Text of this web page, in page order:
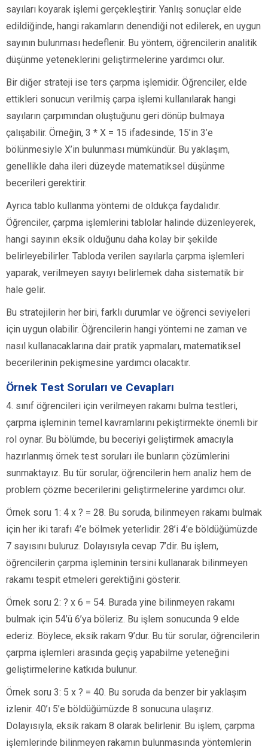
sayıları koyarak işlemi gerçekleştirir. Yanlış sonuçlar elde
edildiğinde, hangi rakamların denendiği not edilerek, en uygun
sayının bulunması hedeflenir. Bu yöntem, öğrencilerin analitik
düşünme yeteneklerini geliştirmelerine yardımcı olur.
Bir diğer strateji ise ters çarpma işlemidir. Öğrenciler, elde
ettikleri sonucun verilmiş çarpa işlemi kullanılarak hangi
sayıların çarpımından oluştuğunu geri dönüp bulmaya
çalışabilir. Örneğin, 3 * X = 15 ifadesinde, 15’in 3’e
bölünmesiyle X’in bulunması mümkündür. Bu yaklaşım,
genellikle daha ileri düzeyde matematiksel düşünme
becerileri gerektirir.
Ayrıca tablo kullanma yöntemi de oldukça faydalıdır.
Öğrenciler, çarpma işlemlerini tablolar halinde düzenleyerek,
hangi sayının eksik olduğunu daha kolay bir şekilde
belirleyebilirler. Tabloda verilen sayılarla çarpma işlemleri
yaparak, verilmeyen sayıyı belirlemek daha sistematik bir
hale gelir.
Bu stratejilerin her biri, farklı durumlar ve öğrenci seviyeleri
için uygun olabilir. Öğrencilerin hangi yöntemi ne zaman ve
nasıl kullanacaklarına dair pratik yapmaları, matematiksel
becerilerinin pekişmesine yardımcı olacaktır.
Örnek Test Soruları ve Cevapları
4. sınıf öğrencileri için verilmeyen rakamı bulma testleri,
çarpma işleminin temel kavramlarını pekiştirmekte önemli bir
rol oynar. Bu bölümde, bu beceriyi geliştirmek amacıyla
hazırlanmış örnek test soruları ile bunların çözümlerini
sunmaktayız. Bu tür sorular, öğrencilerin hem analiz hem de
problem çözme becerilerini geliştirmelerine yardımcı olur.
Örnek soru 1: 4 x ? = 28. Bu soruda, bilinmeyen rakamı bulmak
için her iki tarafı 4’e bölmek yeterlidir. 28’i 4’e böldüğümüzde
7 sayısını buluruz. Dolayısıyla cevap 7’dir. Bu işlem,
öğrencilerin çarpma işleminin tersini kullanarak bilinmeyen
rakamı tespit etmeleri gerektiğini gösterir.
Örnek soru 2: ? x 6 = 54. Burada yine bilinmeyen rakamı
bulmak için 54’ü 6’ya böleriz. Bu işlem sonucunda 9 elde
ederiz. Böylece, eksik rakam 9’dur. Bu tür sorular, öğrencilerin
çarpma işlemleri arasında geçiş yapabilme yeteneğini
geliştirmelerine katkıda bulunur.
Örnek soru 3: 5 x ? = 40. Bu soruda da benzer bir yaklaşım
izlenir. 40’ı 5’e böldüğümüzde 8 sonucuna ulaşırız.
Dolayısıyla, eksik rakam 8 olarak belirlenir. Bu işlem, çarpma
işlemlerinde bilinmeyen rakamın bulunmasında yöntemlerin